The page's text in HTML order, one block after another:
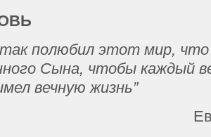
так полюбил этот мир, что
Сына, чтобы каждый
вечную жизнь”